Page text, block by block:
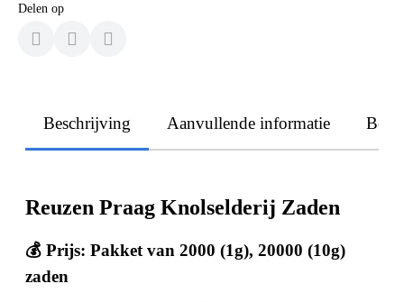
Delen op
Beschrijving Aanvullende informatie
Reuzen Praag Knolselderij Zaden
💰 Prijs: Pakket van 2000 (1g), 20000 (10g)
zaden